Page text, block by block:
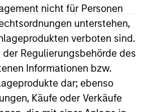
nicht für Personen
unterstehen,
verboten sind.
Regulierungsbehörde des
Informationen bzw.
dar; ebenso
Käufe oder Verkäufe